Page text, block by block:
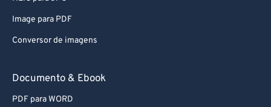
Image para PDF
Conversor de imagens
Documento & Ebook
PDF para WORD